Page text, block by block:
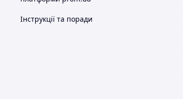
Інструкції та поради